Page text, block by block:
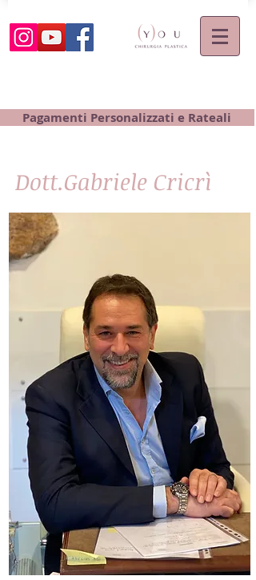
Pagamenti Personalizzati e Rateali
Dott.Gabriele Cricrì